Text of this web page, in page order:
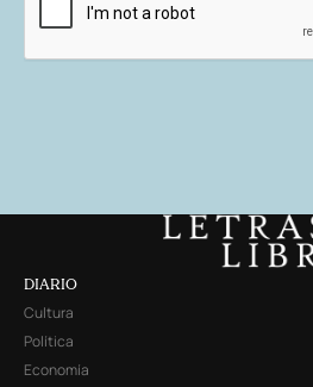
DIARIO
Cultura
Política
Economía